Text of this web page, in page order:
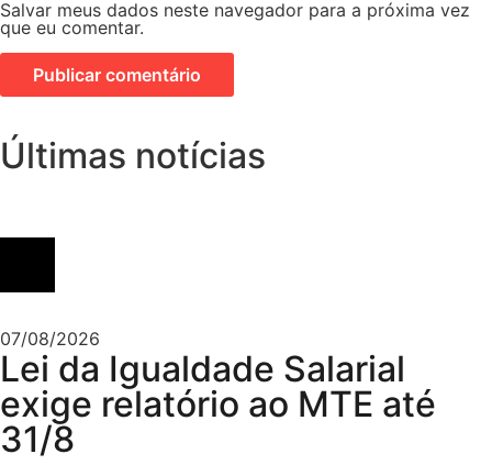
Salvar meus dados neste navegador para a próxima vez
que eu comentar.
Últimas notícias
07/08/2026
Lei da Igualdade Salarial
exige relatório ao MTE até
31/8